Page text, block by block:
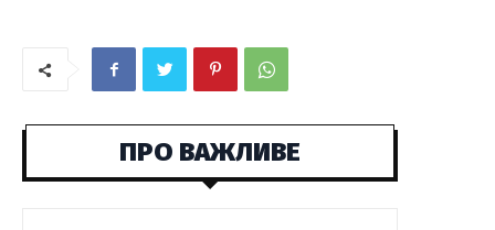
ПРО ВАЖЛИВЕ